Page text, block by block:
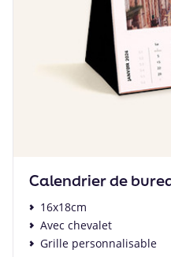
Calendrier de
16x18cm
Avec chevalet
Grille personnalisable